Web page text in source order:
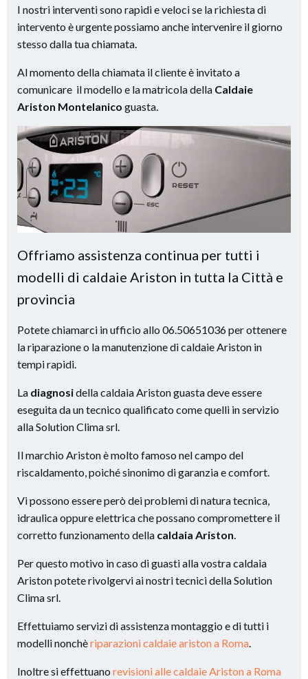
I nostri interventi sono rapidi e veloci se la richiesta di
intervento è urgente possiamo anche intervenire il giorno
stesso dalla tua chiamata.
Al momento della chiamata il cliente è invitato a
comunicare il modello e la matricola della Caldaie
Ariston Montelanico guasta.
Offriamo assistenza continua per tutti i
modelli di caldaie Ariston in tutta la Città e
provincia
Potete chiamarci in ufficio allo 06.50651036 per ottenere
la riparazione o la manutenzione di caldaie Ariston in
tempi rapidi.
La diagnosidella caldaia Ariston guasta deve essere
eseguita da un tecnico qualificato come quelli in servizio
alla Solution Clima srl.
Il marchio Ariston è molto famoso nel campo del
riscaldamento, poiché sinonimo di garanzia e comfort.
Vi possono essere però dei problemi di natura tecnica,
idraulica oppure elettrica che possano compromettere il
corretto funzionamento della caldaia Ariston.
Per questo motivo in caso di guasti alla vostra caldaia
Ariston potete rivolgervi ai nostri tecnici della Solution
Clima srl.
Effettuiamo servizi di assistenza montaggio e di tutti i
modelli nonchèriparazioni caldaie ariston a Roma.
Inoltre si effettuano revisioni alle caldaie Ariston a Roma